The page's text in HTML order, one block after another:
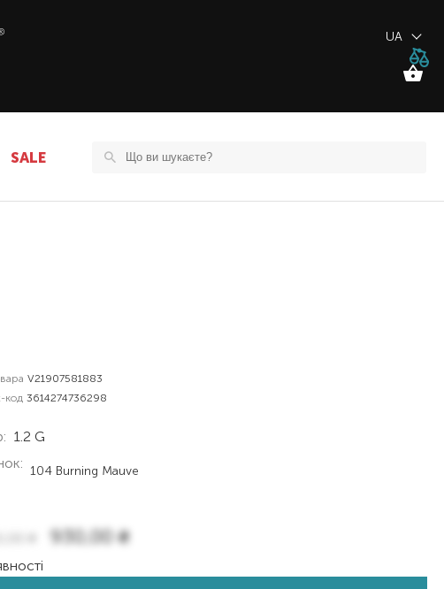
UA
SALE
V21907581883
код 3614274736298
1.2 G
104 Burning Mauve
930,00₴